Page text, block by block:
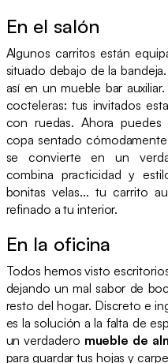
En el salón
Algunos carritos están
situado debajo de la
así en un mueble bar
cocteleras: tus invitados
con ruedas. Ahora puedes
copa sentado
se convierte en un
combina practicidad y
bonitas velas... tu carrito
refinado a tu interior.
En la oficina
Todos hemos visto
dejando un mal sabor de
resto del hogar. Discreto e
es la solución a la falta de
un verdadero mueble de
para guardar tus hojas y